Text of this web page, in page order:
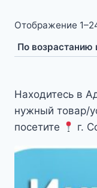
Отображение
Находитесь в
нужный товар/
посетите
г.